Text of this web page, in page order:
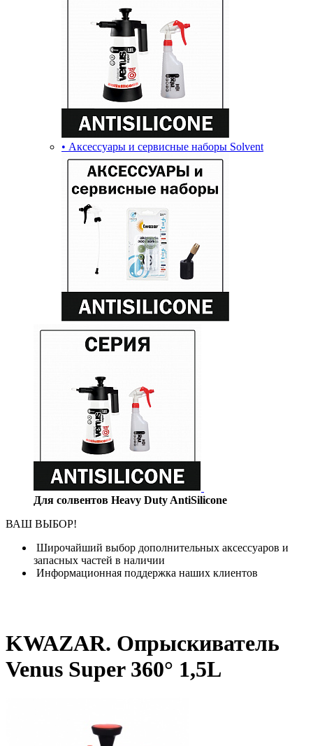
• Аксессуары и сервисные наборы Solvent
Для солвентов Heavy Duty AntiSilicone
ВАШ ВЫБОР!
Широчайший выбор дополнительных аксессуаров и
запасных частей в наличии
Информационная поддержка наших клиентов
KWAZAR. Опрыскиватель
Venus Super 360° 1,5L